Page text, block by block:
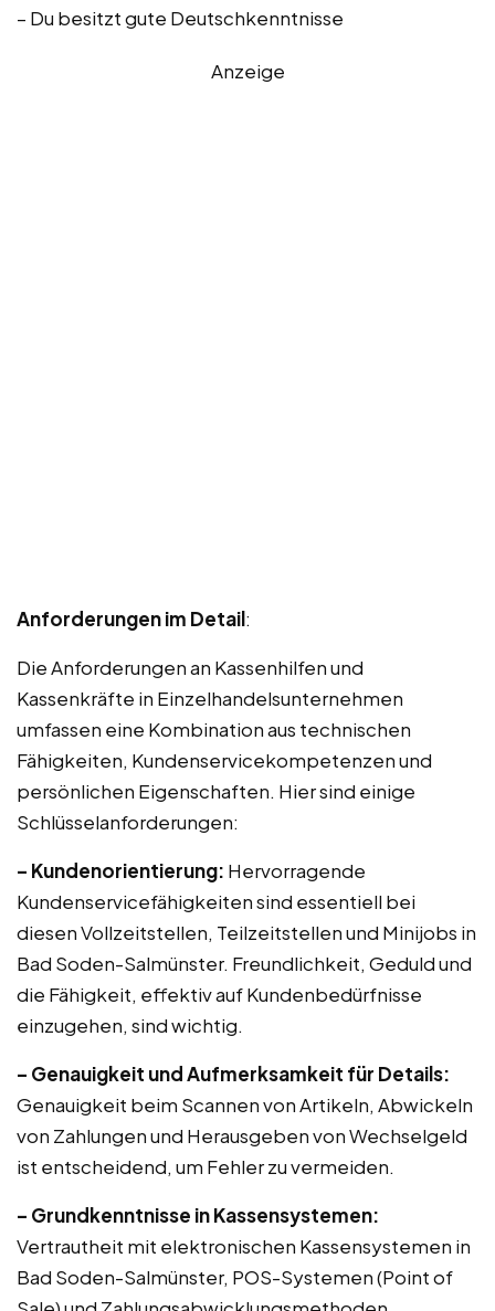
– Du besitzt gute Deutschkenntnisse
Anzeige
Anforderungen im Detail:
Die Anforderungen an Kassenhilfen und
Kassenkräfte in Einzelhandelsunternehmen
umfassen eine Kombination aus technischen
Fähigkeiten, Kundenservicekompetenzen und
persönlichen Eigenschaften. Hier sind einige
Schlüsselanforderungen:
– Kundenorientierung: Hervorragende
Kundenservicefähigkeiten sind essentiell bei
diesen Vollzeitstellen, Teilzeitstellen und Minijobs in
Bad Soden-Salmünster. Freundlichkeit, Geduld und
die Fähigkeit, effektiv auf Kundenbedürfnisse
einzugehen, sind wichtig.
– Genauigkeit und Aufmerksamkeit für Details:
Genauigkeit beim Scannen von Artikeln, Abwickeln
von Zahlungen und Herausgeben von Wechselgeld
ist entscheidend, um Fehler zu vermeiden.
– Grundkenntnisse in Kassensystemen:
Vertrautheit mit elektronischen Kassensystemen in
Bad Soden-Salmünster, POS-Systemen (Point of